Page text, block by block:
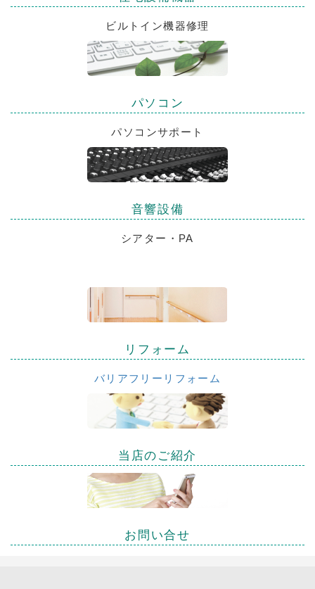
ビルトイン機器修理
パソコン
パソコンサポート
音響設備
シアター・PA
リフォーム
バリアフリーリフォーム
当店のご紹介
お問い合せ